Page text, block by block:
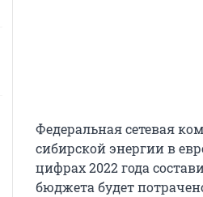
Федеральная сетевая
сибирской энергии в
цифрах 2022 года
бюджета будет